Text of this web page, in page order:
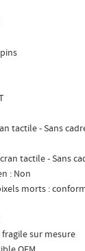
tactile - Sans
tactile - Sans
: Non
morts :
sur mesure